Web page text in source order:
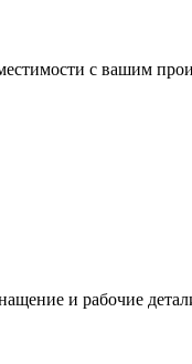
с вашим
и рабочие